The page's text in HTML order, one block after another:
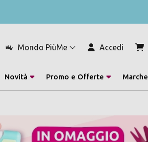
Mondo PiùMe Accedi
Novità Promo e Offerte Marche